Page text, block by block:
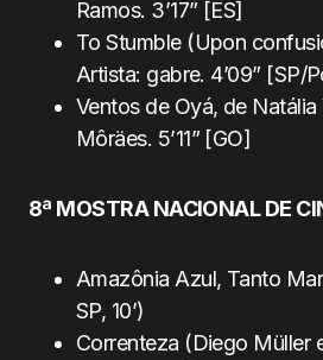
Ramos. 3’17” [ES]
To Stumble (Upon
Artista: gabre. 4’09” [SP/
Ventos de Oyá, de Natália
Môräes. 5’11” [GO]
8ª MOSTRA NACIONAL DE
Amazônia Azul, Tanto
SP, 10’)
Correnteza (Diego Müller